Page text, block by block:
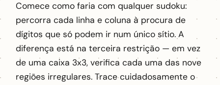
Comece como faria com qualquer sudoku:
percorra cada linha e coluna à procura de
dígitos que só podem ir num único sítio. A
diferença está na terceira restrição — em vez
de uma caixa 3x3, verifica cada uma das nove
regiões irregulares. Trace cuidadosamente o